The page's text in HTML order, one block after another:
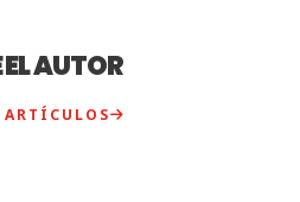
AUTOR
ARTÍCULOS